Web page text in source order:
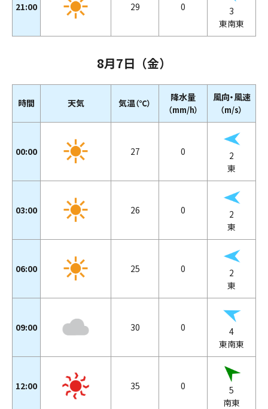
21:00 29 0
3
東南東
8月7日（金）
時間 天気 気温（℃）
降水量
（mm/h）
風向・風速
（m/s）
00:00 27 0
2
東
03:00 26 0
2
東
06:00 25 0
2
東
09:00 30 0
4
東南東
12:00 35 0
5
南東